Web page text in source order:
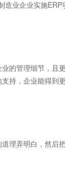
造业企业实施ERP
的管理细节，且
持，企业能得到
理弄明白，然后